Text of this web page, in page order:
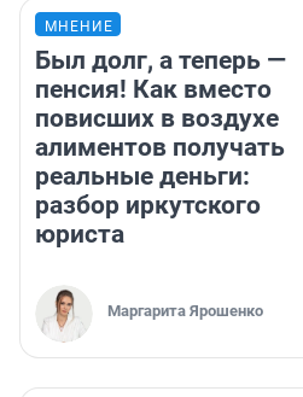
МНЕНИЕ
Был долг, а теперь —
пенсия! Как вместо
повисших в воздухе
алиментов получать
реальные деньги:
разбор иркутского
юриста
Маргарита Ярошенко